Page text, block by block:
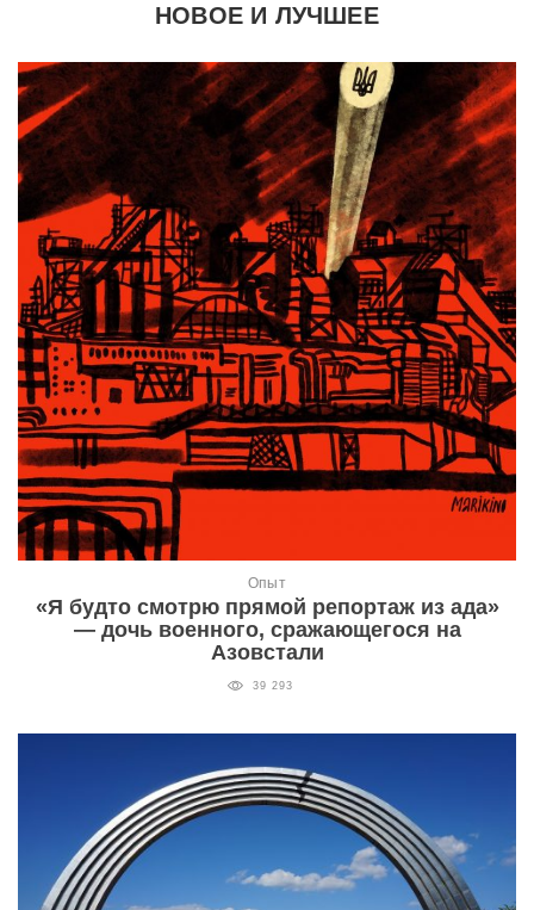
НОВОЕ И ЛУЧШЕЕ
Опыт
«Я будто смотрю прямой репортаж из ада»
— дочь военного, сражающегося на
Азовстали
39 293